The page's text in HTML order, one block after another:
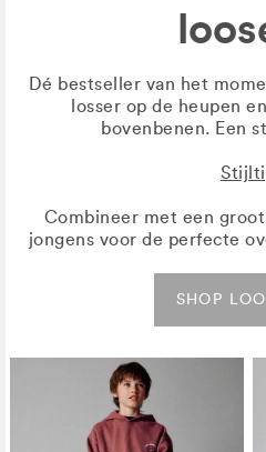
Dé bestseller van het
losser op de heupen
bovenbenen. Een
Combineer met een
jongens voor de perfecte
SHOP